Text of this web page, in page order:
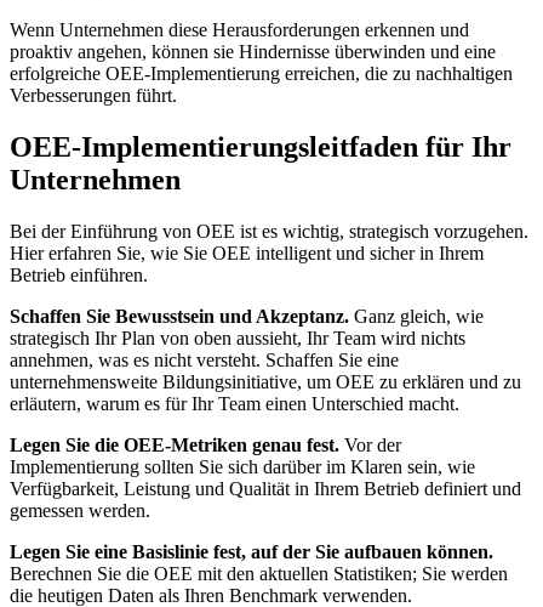
Wenn Unternehmen diese Herausforderungen erkennen und
proaktiv angehen, können sie Hindernisse überwinden und eine
erfolgreiche OEE-Implementierung erreichen, die zu nachhaltigen
Verbesserungen führt.
OEE-Implementierungsleitfaden für Ihr
Unternehmen
Bei der Einführung von OEE ist es wichtig, strategisch vorzugehen.
Hier erfahren Sie, wie Sie OEE intelligent und sicher in Ihrem
Betrieb einführen.
Schaffen Sie Bewusstsein und Akzeptanz. Ganz gleich, wie
strategisch Ihr Plan von oben aussieht, Ihr Team wird nichts
annehmen, was es nicht versteht. Schaffen Sie eine
unternehmensweite Bildungsinitiative, um OEE zu erklären und zu
erläutern, warum es für Ihr Team einen Unterschied macht.
Legen Sie die OEE-Metriken genau fest. Vor der
Implementierung sollten Sie sich darüber im Klaren sein, wie
Verfügbarkeit, Leistung und Qualität in Ihrem Betrieb definiert und
gemessen werden.
Legen Sie eine Basislinie fest, auf der Sie aufbauen können.
Berechnen Sie die OEE mit den aktuellen Statistiken; Sie werden
die heutigen Daten als Ihren Benchmark verwenden.